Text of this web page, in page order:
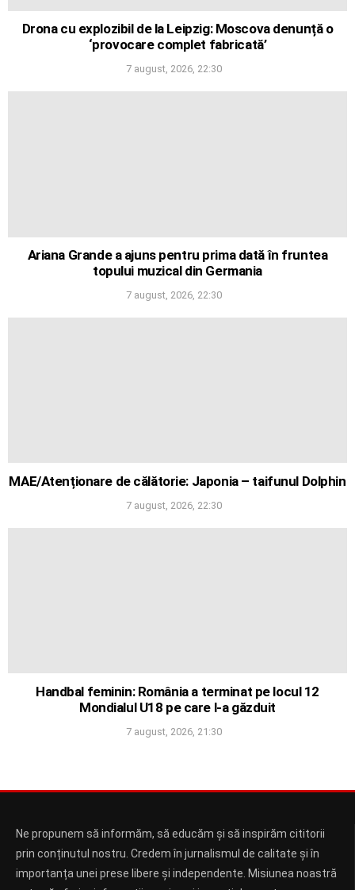
Drona cu explozibil de la Leipzig: Moscova denunță o
‘provocare complet fabricată’
7 august, 2026, 22:30
Ariana Grande a ajuns pentru prima dată în fruntea
topului muzical din Germania
7 august, 2026, 22:30
MAE/Atenționare de călătorie: Japonia – taifunul Dolphin
7 august, 2026, 22:30
Handbal feminin: România a terminat pe locul 12
Mondialul U18 pe care l-a găzduit
7 august, 2026, 21:30
Ne propunem să informăm, să educăm și să inspirăm cititorii
prin conținutul nostru. Credem în jurnalismul de calitate și în
importanța unei prese libere și independente. Misiunea noastră